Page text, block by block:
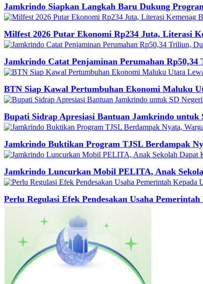
Jamkrindo Siapkan Langkah Baru Dukung
Milfest 2026 Putar Ekonomi Rp234 Juta, Literasi
Jamkrindo Catat Penjaminan Perumahan
BTN Siap Kawal Pertumbuhan Ekonomi Maluku
Bupati Sidrap Apresiasi Bantuan Jamkrindo
Jamkrindo Buktikan Program TJSL Berdampak
Jamkrindo Luncurkan Mobil PELITA, Anak
Perlu Regulasi Efek Pendesakan Usaha